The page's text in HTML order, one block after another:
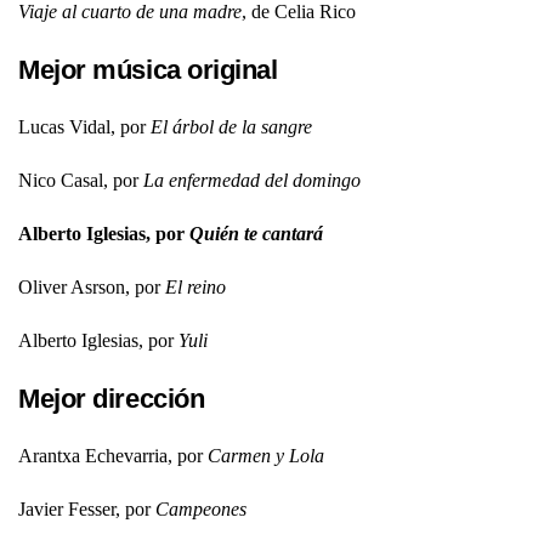
Viaje al cuarto de una madre, de Celia Rico
Mejor música original
Lucas Vidal, por El árbol de la sangre
Nico Casal, por La enfermedad del domingo
Alberto Iglesias, por Quién te cantará
Oliver Asrson, por El reino
Alberto Iglesias, porYuli
Mejor dirección
Arantxa Echevarria, por Carmen y Lola
Javier Fesser, por Campeones